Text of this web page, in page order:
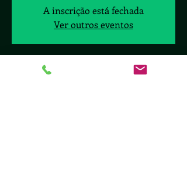
A inscrição está fechada
Ver outros eventos
Horário e local